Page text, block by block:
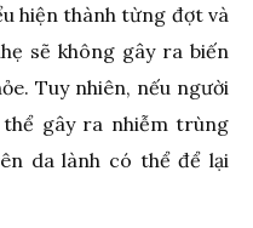
hiện thành từng đợt và
sẽ không gây ra biến
Tuy nhiên, nếu người
gây ra nhiễm trùng
da lành có thể để lại